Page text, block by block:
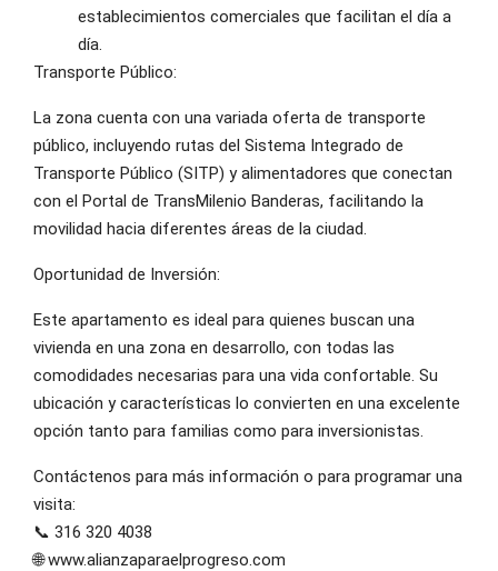
establecimientos comerciales que facilitan el día a
día.
Transporte Público:
La zona cuenta con una variada oferta de transporte
público, incluyendo rutas del Sistema Integrado de
Transporte Público (SITP) y alimentadores que conectan
con el Portal de TransMilenio Banderas, facilitando la
movilidad hacia diferentes áreas de la ciudad.
Oportunidad de Inversión:
Este apartamento es ideal para quienes buscan una
vivienda en una zona en desarrollo, con todas las
comodidades necesarias para una vida confortable. Su
ubicación y características lo convierten en una excelente
opción tanto para familias como para inversionistas.
Contáctenos para más información o para programar una
visita:
📞 316 320 4038
🌐 www.alianzaparaelprogreso.com